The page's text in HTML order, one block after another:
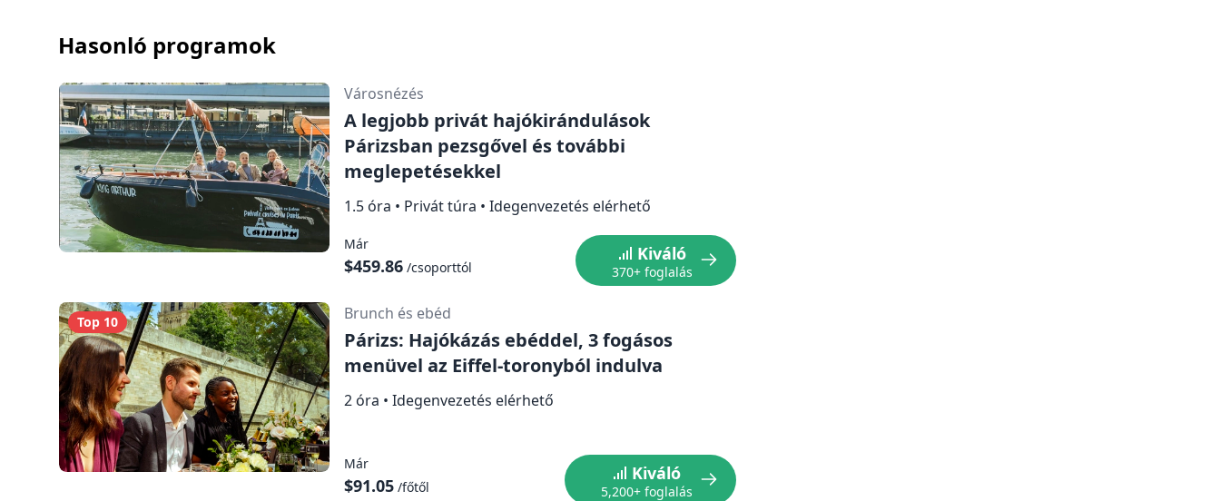
Párizs: vacsorás hajóút a Szajnán az Eiffel-torony környékéről
Térkép megjelenítése
Vacsorás hajókázás borral
Térkép megjelenítése
Hasonló programok
Városnézés
A legjobb privát hajókirándulások
Párizsban pezsgővel és további
meglepetésekkel
1.5 óra • Privát túra • Idegenvezetés elérhető
Már
$459.86 /csoporttól
Kiváló
370+ foglalás
Top 10 Brunch és ebéd
Párizs: Hajókázás ebéddel, 3 fogásos
menüvel az Eiffel-toronyból indulva
2 óra • Idegenvezetés elérhető
Már
$91.05 /főtől
Kiváló
5,200+ foglalás